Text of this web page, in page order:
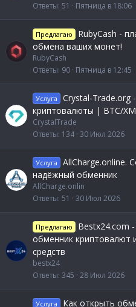
Ответы 51 Пятница в 18:06
Предлагаю
RubyCash -
обмена ваших монет!
RubyCash
Ответы 90 Пятница в 12:45
Услуга
Crystal-Trade.org
криптовалюты | BTC/
CrystalTrade
Ответы 134 30 Июл 2026
Услуга
AllCharge.online.
надёжный обменник
AllCharge.onlin
Ответы 51 30 Июл 2026
Предлагаю
Bestx24.com
обменник криптовалют
средств
bestx24
Ответы 345 28 Июл 2026
Услуга
Как открыть